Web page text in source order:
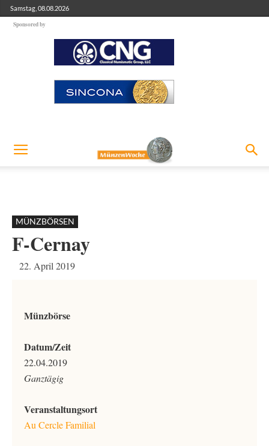
Samstag, 08.08.2026
Sponsored by
MÜNZBÖRSEN
F-Cernay
22. April 2019
Münzbörse
Datum/Zeit
22.04.2019
Ganztägig
Veranstaltungsort
Au Cercle Familial